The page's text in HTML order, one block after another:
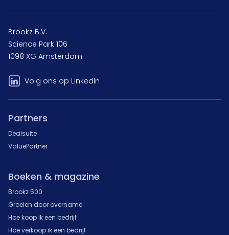
Brookz B.V.
Science Park 106
1098 XG Amsterdam
Volg ons op LinkedIn
Partners
Dealsuite
ValuePartner
Boeken & magazine
Brookz 500
Groeien door overname
Hoe koop ik een bedrijf
Hoe verkoop ik een bedrijf